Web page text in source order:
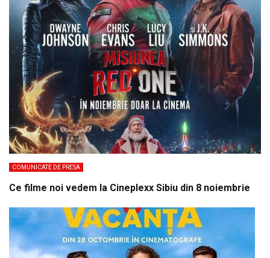
COMUNICATE DE PRESA
Ce filme noi vedem la Cineplexx Sibiu din 8 noiembrie